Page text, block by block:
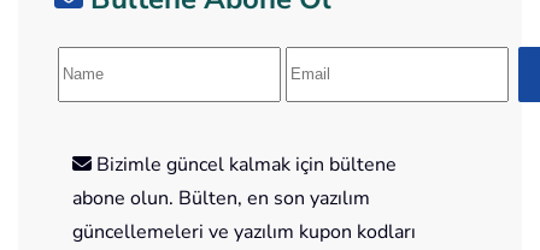
Bizimle güncel kalmak için bültene
abone olun. Bülten, en son yazılım
güncellemeleri ve yazılım kupon kodları